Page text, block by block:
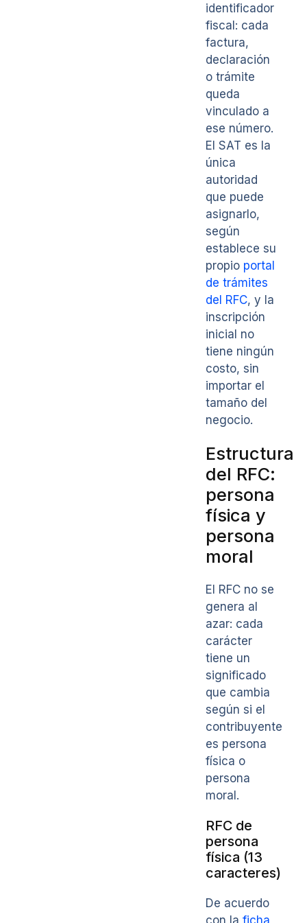
identificador
fiscal: cada
factura,
declaración
o trámite
queda
vinculado a
ese número.
El SAT es la
única
autoridad
que puede
asignarlo,
según
establece su
propio portal
de trámites
del RFC, y la
inscripción
inicial no
tiene ningún
costo, sin
importar el
tamaño del
negocio.
Estructura
del RFC:
persona
física y
persona
moral
El RFC no se
genera al
azar: cada
carácter
tiene un
significado
que cambia
según si el
contribuyente
es persona
física o
persona
moral.
RFC de
persona
física (13
caracteres)
De acuerdo
con la ficha